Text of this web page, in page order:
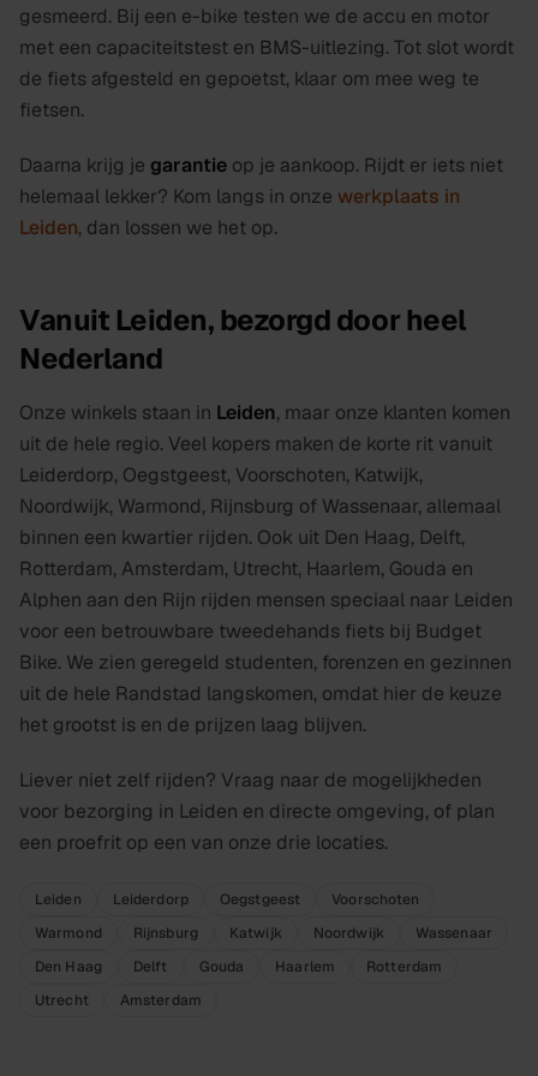
gesmeerd. Bij een e-bike testen we de accu en motor
met een capaciteitstest en BMS-uitlezing. Tot slot wordt
de fiets afgesteld en gepoetst, klaar om mee weg te
fietsen.
Daarna krijg je garantie op je aankoop. Rijdt er iets niet
helemaal lekker? Kom langs in onze werkplaats in
Leiden, dan lossen we het op.
Vanuit Leiden, bezorgd door heel
Nederland
Onze winkels staan in Leiden, maar onze klanten komen
uit de hele regio. Veel kopers maken de korte rit vanuit
Leiderdorp, Oegstgeest, Voorschoten, Katwijk,
Noordwijk, Warmond, Rijnsburg of Wassenaar, allemaal
binnen een kwartier rijden. Ook uit Den Haag, Delft,
Rotterdam, Amsterdam, Utrecht, Haarlem, Gouda en
Alphen aan den Rijn rijden mensen speciaal naar Leiden
voor een betrouwbare tweedehands fiets bij Budget
Bike. We zien geregeld studenten, forenzen en gezinnen
uit de hele Randstad langskomen, omdat hier de keuze
het grootst is en de prijzen laag blijven.
Liever niet zelf rijden? Vraag naar de mogelijkheden
voor bezorging in Leiden en directe omgeving, of plan
een proefrit op een van onze drie locaties.
Leiden Leiderdorp Oegstgeest
Voorschoten
Warmond
Rijnsburg Katwijk Noordwijk
Wassenaar
Den Haag
Delft Gouda Haarlem
Rotterdam
Utrecht
Amsterdam